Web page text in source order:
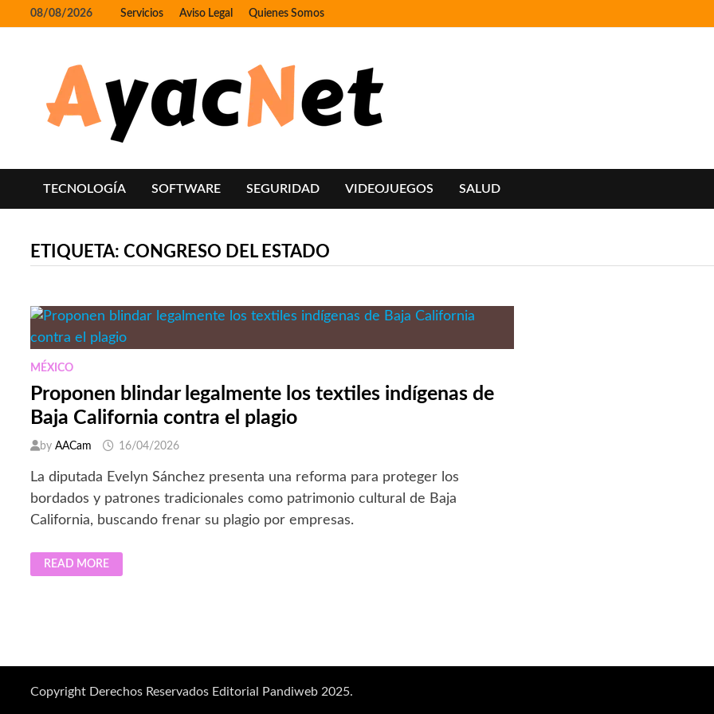
to
08/08/2026 Servicios Aviso Legal Quienes Somos
TECNOLOGÍA SOFTWARE SEGURIDAD VIDEOJUEGOS SALUD
ETIQUETA:CONGRESO DEL ESTADO
MÉXICO
Proponen blindar legalmente los textiles indígenas de
Baja California contra el plagio
byAACam 16/04/2026
La diputada Evelyn Sánchez presenta una reforma para proteger los
bordados y patrones tradicionales como patrimonio cultural de Baja
California, buscando frenar su plagio por empresas.
PROPONEN
BLINDAR
EL
READ MORE
Copyright Derechos Reservados Editorial Pandiweb 2025.